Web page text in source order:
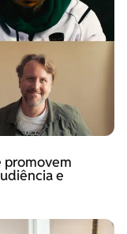
promovem
e